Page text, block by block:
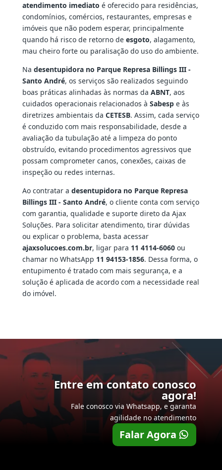
atendimento imediato é oferecido para residências,
condomínios, comércios, restaurantes, empresas e
imóveis que não podem esperar, principalmente
quando há risco de retorno de esgoto, alagamento,
mau cheiro forte ou paralisação do uso do ambiente.
Na desentupidora no Parque Represa Billings III -
Santo André, os serviços são realizados seguindo
boas práticas alinhadas às normas da ABNT, aos
cuidados operacionais relacionados à Sabespe às
diretrizes ambientais da CETESB. Assim, cada serviço
é conduzido com mais responsabilidade, desde a
avaliação da tubulação até a limpeza do ponto
obstruído, evitando procedimentos agressivos que
possam comprometer canos, conexões, caixas de
inspeção ou redes internas.
Ao contratar a desentupidora no Parque Represa
Billings III - Santo André, o cliente conta com serviço
com garantia, qualidade e suporte direto da Ajax
Soluções. Para solicitar atendimento, tirar dúvidas
ou explicar o problema, basta acessar
ajaxsolucoes.com.br, ligar para 11 4114-6060ou
chamar no WhatsApp 11 94153-1856. Dessa forma, o
entupimento é tratado com mais segurança, e a
solução é aplicada de acordo com a necessidade real
do imóvel.
Entre em contato conosco
agora!
Fale conosco via Whatsapp, e garanta
agilidade no atendimento
Falar Agora